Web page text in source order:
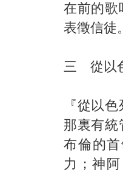
在前的歌
表徵信徒
三 從以
『從以
那裏有統
布倫的
力；神